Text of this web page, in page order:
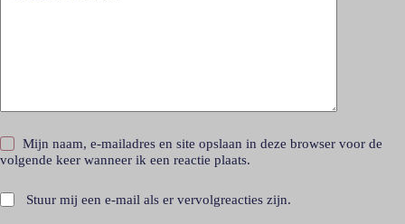
Mijn naam, e-mailadres en site opslaan in deze browser voor de
volgende keer wanneer ik een reactie plaats.
Stuur mij een e-mail als er vervolgreacties zijn.